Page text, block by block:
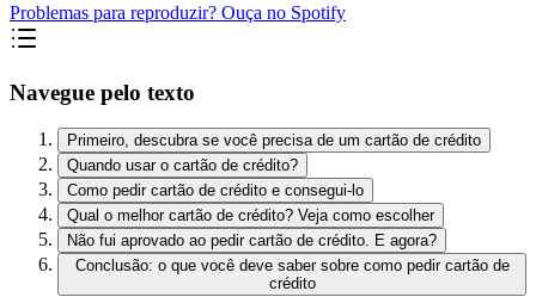
Problemas para reproduzir? Ouça no Spotify
Navegue pelo texto
Primeiro, descubra se você precisa de um cartão de crédito
Quando usar o cartão de crédito?
Como pedir cartão de crédito e consegui-lo
Qual o melhor cartão de crédito? Veja como escolher
Não fui aprovado ao pedir cartão de crédito. E agora?
Conclusão: o que você deve saber sobre como pedir cartão de
crédito